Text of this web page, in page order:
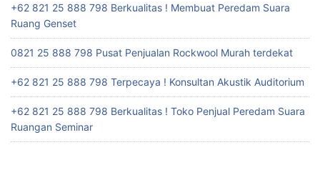
+62 821 25 888 798 Berkualitas ! Membuat Peredam Suara
Ruang Genset
0821 25 888 798 Pusat Penjualan Rockwool Murah terdekat
+62 821 25 888 798 Terpecaya ! Konsultan Akustik Auditorium
+62 821 25 888 798 Berkualitas ! Toko Penjual Peredam Suara
Ruangan Seminar